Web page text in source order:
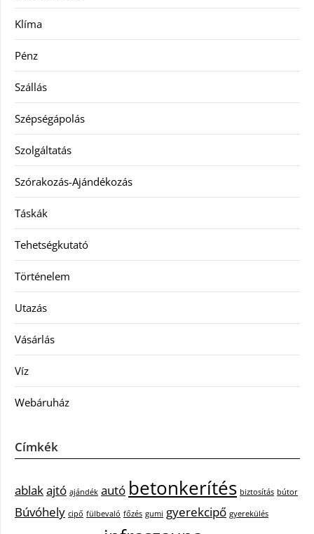
Klíma
Pénz
Szállás
Szépségápolás
Szolgáltatás
Szórakozás-Ajándékozás
Táskák
Tehetségkutató
Történelem
Utazás
Vásárlás
Víz
Webáruház
Címkék
ablakajtó ajándék autó betonkerítés biztosítás bútor
Búvóhely cipő fülbevaló főzés gumi gyerekcipő gyerekülés